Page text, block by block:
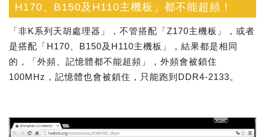
H170、B150及H110主機板」都不能超頻！
「非K系列天胡處理器」，不管搭配「Z170主機板」，或者
是搭配「H170、B150及H110主機板」，結果都是相同
的，「外頻、記憶體都不能超頻」，外頻會被鎖住
100MHz，記憶體也會被鎖住，只能跑到DDR4-2133。